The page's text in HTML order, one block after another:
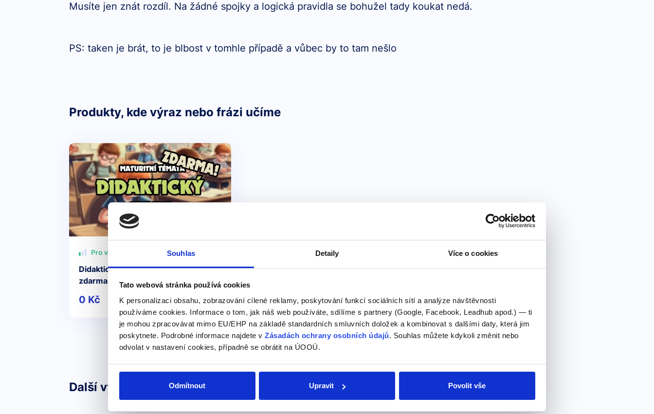
Souhlas Detaily Více o cookies
Tato webová stránka používá cookies
K personalizaci obsahu, zobrazování cílené reklamy, poskytování funkcí sociálních sítí a analýze návštěvnosti
používáme cookies. Informace o tom, jak náš web používáte, sdílíme s partnery (Google, Facebook, Leadhub apod.) — ti
je mohou zpracovávat mimo EU/EHP na základě standardních smluvních doložek a kombinovat s dalšími daty, která jim
poskytnete. Podrobné informace najdete v Zásadách ochrany osobních údajů. Souhlas můžete kdykoli změnit nebo
odvolat v nastavení cookies, případně se obrátit na ÚOOÚ.
Odmítnout Upravit Povolit vše
Musíte jen znát rozdíl. Na žádné spojky a logická pravidla se bohužel tady koukat nedá.
PS: taken je brát, to je blbost v tomhle případě a vůbec by to tam nešlo
Produkty, kde výraz nebo frázi učíme
Pro všechny
Didaktický test z angličtiny – příprava
zdarma
0 Kč Detail
Další výrazy nebo fráze v této kategorii našeho slovníku